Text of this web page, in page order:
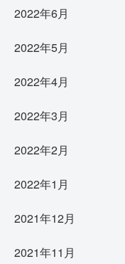
2022年6月
2022年5月
2022年4月
2022年3月
2022年2月
2022年1月
2021年12月
2021年11月